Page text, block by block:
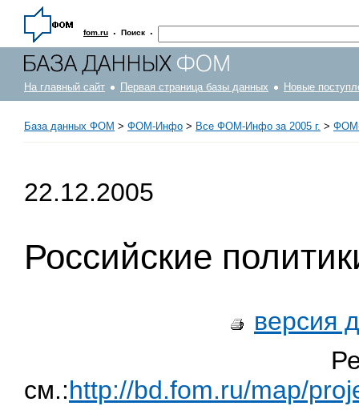
fom.ru · Поиск ·
На главный сайт Первая страница базы данных Новые
База данных ФОМ > ФOM-Инфо > Все ФОМ-Инфо за 2005 г. > ФОМ-
22.12.2005
Российские
версия
см.:http://bd.fom.ru/map/